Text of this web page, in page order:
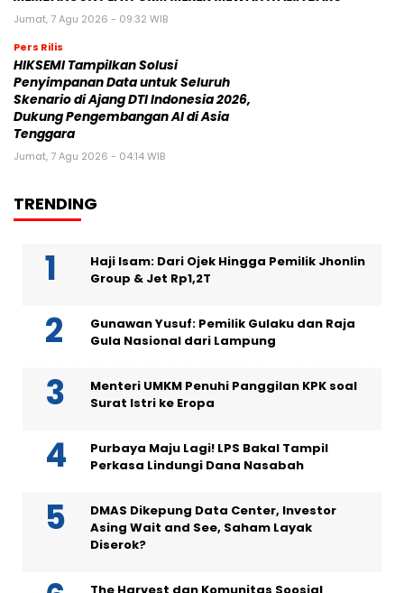
Jumat, 7 Agu 2026 - 09:32 WIB
Pers Rilis
HIKSEMI Tampilkan Solusi
Penyimpanan Data untuk Seluruh
Skenario di Ajang DTI Indonesia 2026,
Dukung Pengembangan AI di Asia
Tenggara
Jumat, 7 Agu 2026 - 04:14 WIB
TRENDING
Haji Isam: Dari Ojek Hingga Pemilik Jhonlin
Group & Jet Rp1,2T
Gunawan Yusuf: Pemilik Gulaku dan Raja
Gula Nasional dari Lampung
Menteri UMKM Penuhi Panggilan KPK soal
Surat Istri ke Eropa
Purbaya Maju Lagi! LPS Bakal Tampil
Perkasa Lindungi Dana Nasabah
DMAS Dikepung Data Center, Investor
Asing Wait and See, Saham Layak
Diserok?